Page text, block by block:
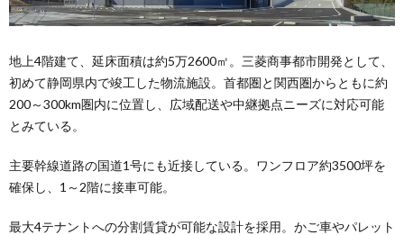
地上4階建て、延床面積は約5万2600㎡。三菱商事都市開発として、
初めて静岡県内で竣工した物流施設。首都圏と関西圏からともに約
200～300km圏内に位置し、広域配送や中継拠点ニーズに対応可能
とみている。
主要幹線道路の国道1号にも近接している。ワンフロア約3500坪を
確保し、1～2階に接車可能。
最大4テナントへの分割賃貸が可能な設計を採用。かご車やパレット